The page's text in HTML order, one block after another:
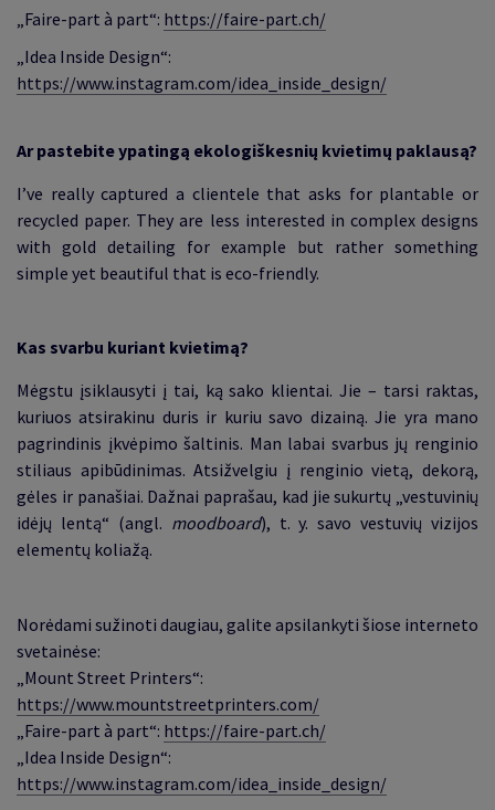
„Faire-part à part“: https://faire-part.ch/
„Idea Inside Design“:
https://www.instagram.com/idea_inside_design/
Ar pastebite ypatingą ekologiškesnių kvietimų paklausą?
I’ve really captured a clientele that asks for plantable or
recycled paper. They are less interested in complex designs
with gold detailing for example but rather something
simple yet beautiful that is eco-friendly.
Kas svarbu kuriant kvietimą?
Mėgstu įsiklausyti į tai, ką sako klientai. Jie – tarsi raktas,
kuriuos atsirakinu duris ir kuriu savo dizainą. Jie yra mano
pagrindinis įkvėpimo šaltinis. Man labai svarbus jų renginio
stiliaus apibūdinimas. Atsižvelgiu į renginio vietą, dekorą,
gėles ir panašiai. Dažnai paprašau, kad jie sukurtų „vestuvinių
idėjų lentą“ (angl. moodboard), t. y. savo vestuvių vizijos
elementų koliažą.
Norėdami sužinoti daugiau, galite apsilankyti šiose interneto
svetainėse:
„Mount Street Printers“:
https://www.mountstreetprinters.com/
„Faire-part à part“: https://faire-part.ch/
„Idea Inside Design“:
https://www.instagram.com/idea_inside_design/